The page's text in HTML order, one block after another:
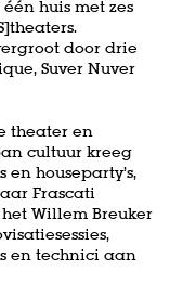
huis met zes
door drie
Suver Nuver
theater en
cultuur kreeg
houseparty’s,
Frascati
Willem Breuker
en technici aan